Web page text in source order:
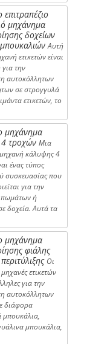
μηχάνημα
δοχείων
Αυτή
ετικετών είναι
την
αυτοκόλλητων
σε στρογγυλά
ετικετών, το
μηχάνημα
τροχών Μια
κάλυψης 4
ένας τύπος
συσκευασίας που
για την
ή
δοχεία. Αυτά τα
μηχάνημα
φιάλης
Οι
ετικετών
για την
αυτοκόλλητων
διάφορα
μπουκάλια,
μπουκάλια,